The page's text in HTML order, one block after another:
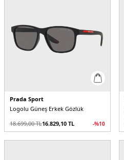
Prada Sport
Logolu Güneş Erkek Gözlük
18.699,00TL16.829,10 TL -%10